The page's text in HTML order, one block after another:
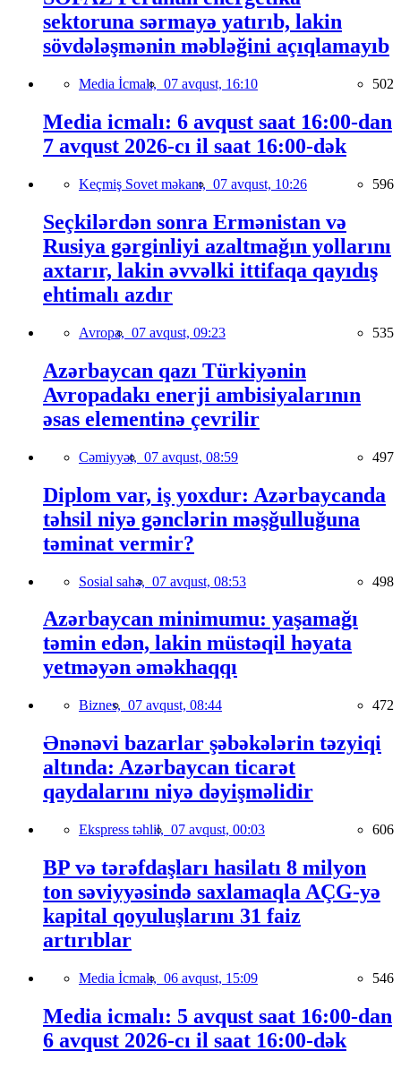
sektoruna sərmayə yatırıb, lakin
sövdələşmənin məbləğini açıqlamayıb
Media İcmalı, 07 avqust, 16:10 502
Media icmalı: 6 avqust saat 16:00-dan
7 avqust 2026-cı il saat 16:00-dək
Keçmiş Sovet məkanı, 07 avqust, 10:26 596
Seçkilərdən sonra Ermənistan və
Rusiya gərginliyi azaltmağın yollarını
axtarır, lakin əvvəlki ittifaqa qayıdış
ehtimalı azdır
Avropa, 07 avqust, 09:23 535
Azərbaycan qazı Türkiyənin
Avropadakı enerji ambisiyalarının
əsas elementinə çevrilir
Cəmiyyət, 07 avqust, 08:59 497
Diplom var, iş yoxdur: Azərbaycanda
təhsil niyə gənclərin məşğulluğuna
təminat vermir?
Sosial sahə, 07 avqust, 08:53 498
Azərbaycan minimumu: yaşamağı
təmin edən, lakin müstəqil həyata
yetməyən əməkhaqqı
Biznes, 07 avqust, 08:44 472
Ənənəvi bazarlar şəbəkələrin təzyiqi
altında: Azərbaycan ticarət
qaydalarını niyə dəyişməlidir
Ekspress təhlil, 07 avqust, 00:03 606
BP və tərəfdaşları hasilatı 8 milyon
ton səviyyəsində saxlamaqla AÇG-yə
kapital qoyuluşlarını 31 faiz
artırıblar
Media İcmalı, 06 avqust, 15:09 546
Media icmalı: 5 avqust saat 16:00-dan
6 avqust 2026-cı il saat 16:00-dək